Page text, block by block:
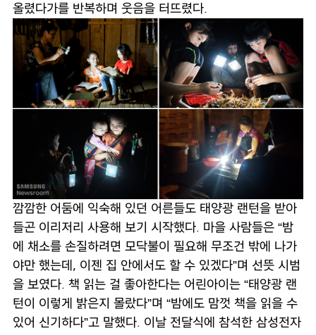
올렸다가를 반복하며 웃음을 터뜨렸다.
깜깜한 어둠에 익숙해 있던 어른들도 태양광 랜턴을 받아
들곤 이리저리 사용해 보기 시작했다. 마을 사람들은 “밤
에 채소를 손질하려면 모닥불이 필요해 무조건 밖에 나가
야만 했는데, 이젠 집 안에서도 할 수 있겠다”며 선뜻 시범
을 보였다. 책 읽는 걸 좋아한다는 어린아이는 “태양광 랜
턴이 이렇게 밝은지 몰랐다”며 “밤에도 맘껏 책을 읽을 수
있어 신기하다”고 말했다. 이날 전달식에 참석한 삼성전자